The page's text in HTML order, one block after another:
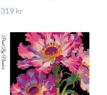
319 kr